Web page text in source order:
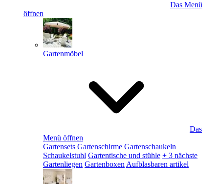
Das Menü
öffnen
Gartenmöbel
Das
Menü öffnen
Gartensets Gartenschirme Gartenschaukeln
Schaukelstuhl Gartentische und stühle + 3 nächste
Gartenliegen Gartenboxen Aufblasbaren artikel